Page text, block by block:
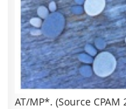
AT/MP*. (Source CPAM